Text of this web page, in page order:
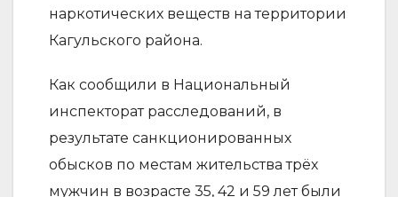
наркотических веществ на территории
Кагульского района.
Как сообщили в Национальный
инспекторат расследований, в
результате санкционированных
обысков по местам жительства трёх
мужчин в возрасте 35, 42 и 59 лет были